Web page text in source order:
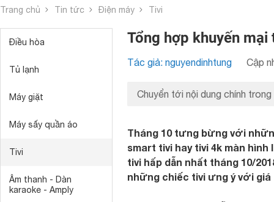
Trang chủ Tin tức Điện máy Tivi
Điều hòa
Tủ lạnh
Máy giặt
Máy sấy quần áo
Tivi
Âm thanh - Dàn
karaoke - Amply
Tổng hợp khuyến
Tác giả: nguyendinhtung Cập
Chuyển tới nội dung chính trong
Tháng 10 tưng bừng với
smart tivi hay tivi 4k màn
tivi hấp dẫn nhất tháng 10/
những chiếc tivi ưng ý với